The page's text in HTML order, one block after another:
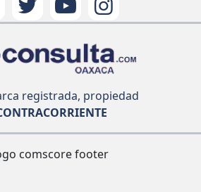
registrada, propiedad